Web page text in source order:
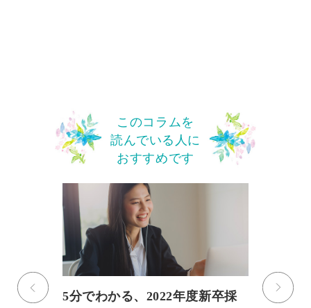
このコラムを
読んでいる人に
おすすめです
5分でわかる、2022年度新卒採